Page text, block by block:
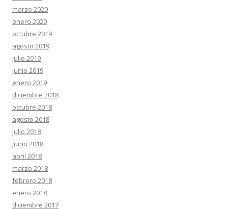
marzo 2020
enero 2020
octubre 2019
agosto 2019
julio 2019
junio 2019
enero 2019
diciembre 2018
octubre 2018
agosto 2018
julio 2018
junio 2018
abril 2018
marzo 2018
febrero 2018
enero 2018
diciembre 2017